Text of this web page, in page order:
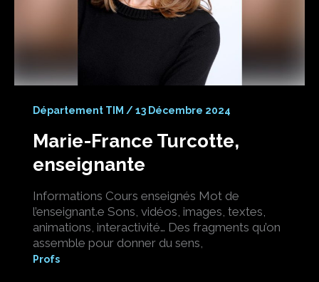
Département TIM /13 Décembre 2024
Marie-France Turcotte,
enseignante
Informations Cours enseignés Mot de
l’enseignant.e Sons, vidéos, images, textes,
animations, interactivité… Des fragments qu’on
assemble pour donner du sens,
Profs